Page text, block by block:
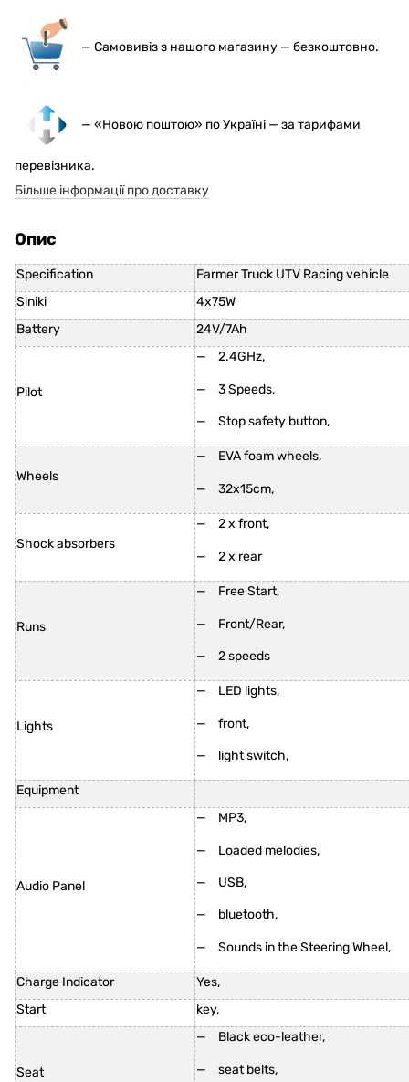
— Самовивіз з нашого магазину — безкоштовно.
— «Новою поштою» по Україні — за тарифами
перевізника.
Більше інформації про доставку
Опис
Specification
Farmer Truck UTV Racing vehicle
Siniki
4x75W
Battery
24V/7Ah
Pilot
2.4GHz,
3 Speeds,
Stop safety button,
Wheels
EVA foam wheels,
32x15cm,
Shock absorbers
2 x front,
2 x rear
Runs
Free Start,
Front/Rear,
2 speeds
Lights
LED lights,
front,
light switch,
Equipment
Audio Panel
MP3,
Loaded melodies,
USB,
bluetooth,
Sounds in the Steering Wheel,
Charge Indicator
Yes,
Start
key,
Seat
Black eco-leather,
seat belts,